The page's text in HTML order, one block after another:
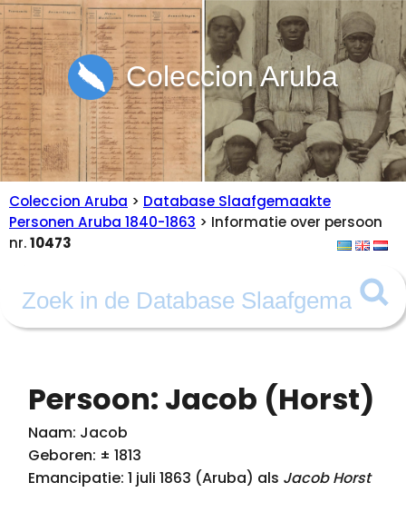
Coleccion Aruba
Coleccion Aruba > Database Slaafgemaakte
Personen Aruba 1840-1863 > Informatie over persoon
nr.10473
Persoon: Jacob (Horst)
Naam: Jacob
Geboren: ± 1813
Emancipatie: 1 juli 1863 (Aruba) als Jacob Horst